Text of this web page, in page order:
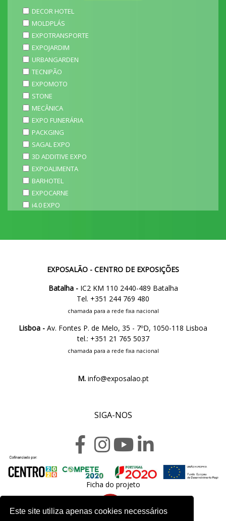
Este site utiliza apenas cookies necessários
DECOR HOTEL
MOLDPLÁS
EXPOTRANSPORTE
EXPOJARDIM
URBANGARDEN
TECNIPÃO
EXPOMOTO
STONE
MECÂNICA
EXPO FUNERÁRIA
PACKGING
SAGAL EXPO
3D ADDITIVE EXPO
EXPOALIMENTA
BARHOTEL
EXPOCARNE
i4.0 EXPO
EXPOSALÃO - CENTRO DE EXPOSIÇÕES
Batalha -IC2 KM 110 2440-489 Batalha
Tel. +351 244 769 480
chamada para a rede fixa nacional
Lisboa - Av. Fontes P. de Melo, 35 - 7ºD, 1050-118 Lisboa
tel.: +351 21 765 5037
chamada para a rede fixa nacional
M.info@exposalao.pt
SIGA-NOS
Ficha do projeto